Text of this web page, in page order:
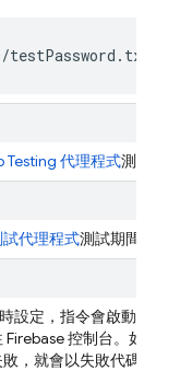
Testing 代理程式測試期
代理程式測試期間的自
設定，指令會啟動測試
控制台。如果
，就會以失敗代碼結束